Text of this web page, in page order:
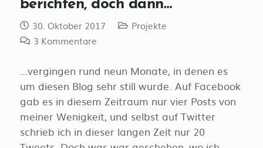
30. Oktober 2017
Projekte
3 Kommentare
…vergingen rund neun Monate, in denen es
um diesen Blog sehr still wurde. Auf Facebook
gab es in diesem Zeitraum nur vier Posts von
meiner Wenigkeit, und selbst auf Twitter
schrieb ich in dieser langen Zeit nur 20